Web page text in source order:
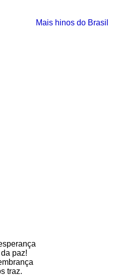
Mais hinos do Brasil
paz!
traz.